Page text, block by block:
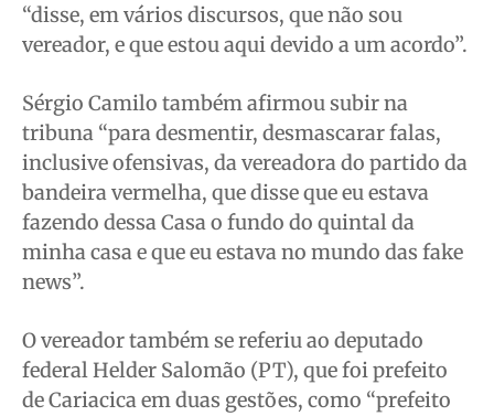
“disse, em vários discursos, que não sou
vereador, e que estou aqui devido a um acordo”.
Sérgio Camilo também afirmou subir na
tribuna “para desmentir, desmascarar falas,
inclusive ofensivas, da vereadora do partido da
bandeira vermelha, que disse que eu estava
fazendo dessa Casa o fundo do quintal da
minha casa e que eu estava no mundo das fake
news”.
O vereador também se referiu ao deputado
federal Helder Salomão (PT), que foi prefeito
de Cariacica em duas gestões, como “prefeito